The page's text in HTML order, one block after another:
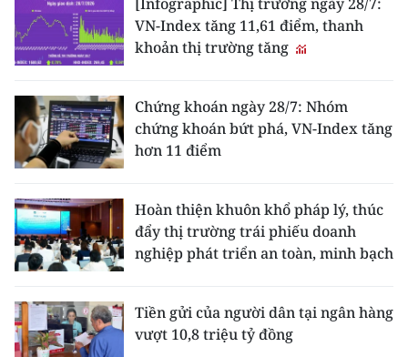
VN-Index tăng 11,61 điểm, thanh
khoản thị trường tăng
Chứng khoán ngày 28/7: Nhóm
chứng khoán bứt phá, VN-Index tăng
hơn 11 điểm
Hoàn thiện khuôn khổ pháp lý, thúc
đẩy thị trường trái phiếu doanh
nghiệp phát triển an toàn, minh bạch
Tiền gửi của người dân tại ngân hàng
vượt 10,8 triệu tỷ đồng